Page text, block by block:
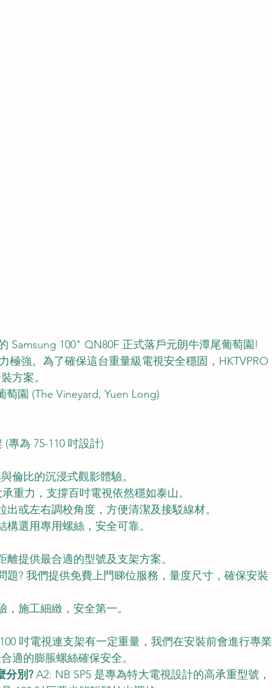
Samsung 100" QN80F 正式落戶元朗牛潭尾葡萄園!
極強。為了確保這台重量級電視安全穩固，HKTVPRO
方案。
萄園 (The Vineyard, Yuen Long)
專為 75-110 吋設計)
倫比的沉浸式觀影體驗。
重力，支撐百吋電視依然穩如泰山。
出或左右調校角度，方便清潔及接駁線材。
選用專用螺絲，安全可靠。
提供最合適的型號及支架方案。
題? 我們提供免費上門睇位服務，量度尺寸，確保安裝
施工細緻，安全第一。
吋電視連支架有一定重量，我們在安裝前會進行專業
適的膨脹螺絲確保安全。
分別? A2: NB SP5 是專為特大電視設計的高承重型號，